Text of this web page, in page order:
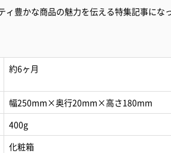
ィ豊かな商品の魅力を伝える特集記事にな
約6ヶ月
幅250mm×奥行20mm×高さ180mm
400g
化粧箱